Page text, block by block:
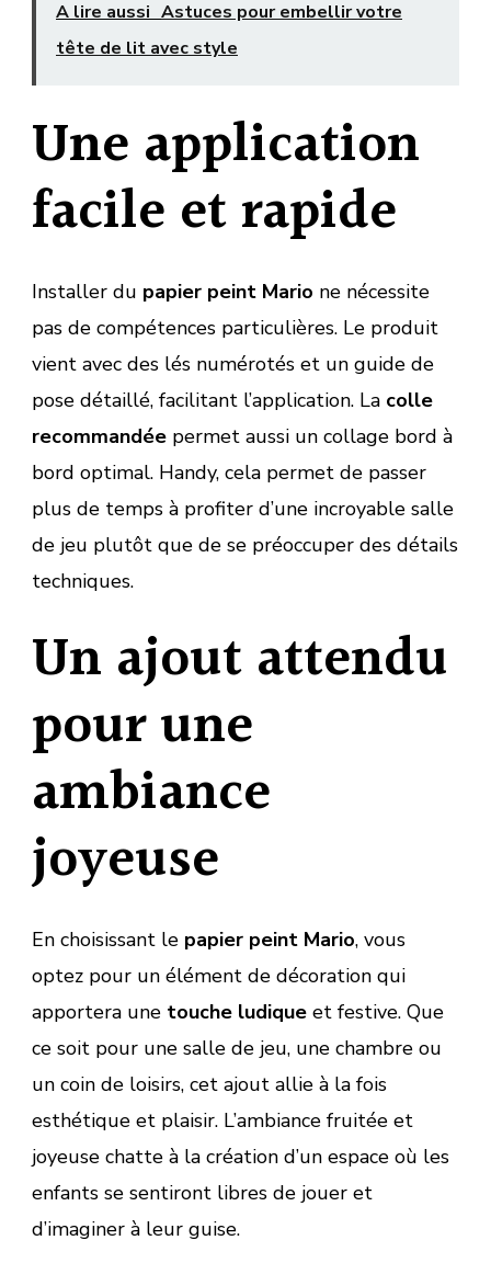
A lire aussi Astuces pour embellir votre
tête de lit avec style
Une application
facile et rapide
Installer du papier peint Mario ne nécessite
pas de compétences particulières. Le produit
vient avec des lés numérotés et un guide de
pose détaillé, facilitant l’application. La colle
recommandée permet aussi un collage bord à
bord optimal. Handy, cela permet de passer
plus de temps à profiter d’une incroyable salle
de jeu plutôt que de se préoccuper des détails
techniques.
Un ajout attendu
pour une
ambiance
joyeuse
En choisissant le papier peint Mario, vous
optez pour un élément de décoration qui
apportera une touche ludique et festive. Que
ce soit pour une salle de jeu, une chambre ou
un coin de loisirs, cet ajout allie à la fois
esthétique et plaisir. L’ambiance fruitée et
joyeuse chatte à la création d’un espace où les
enfants se sentiront libres de jouer et
d’imaginer à leur guise.